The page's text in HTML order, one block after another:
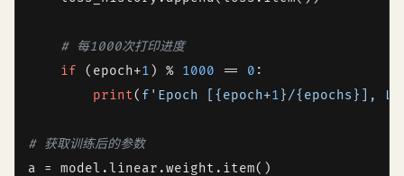
# 每1000次打印进度
if (epoch+1 ) % 1000 == 0 :
print( f'Epoch [ {epoch+1}/{epochs} ],
# 获取训练后的参数
a = model.linear.weight.item()